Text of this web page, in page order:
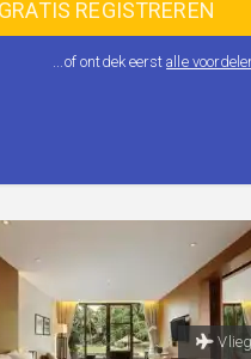
...of ontdek eerstalle